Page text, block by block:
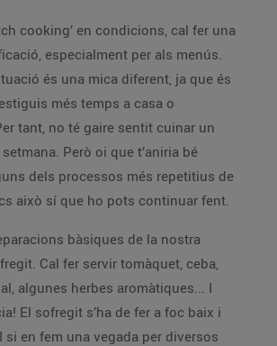
cooking’ en condicions, cal fer una
especialment per als menús.
és una mica diferent, ja que és
més temps a casa o
tant, no té gaire sentit cuinar un
Però oi que t’aniria bé
dels processos més repetitius de
això sí que ho pots continuar fent.
bàsiques de la nostra
Cal fer servir tomàquet, ceba,
algunes herbes aromàtiques... I
El sofregit s’ha de fer a foc baix i
si en fem una vegada per diversos